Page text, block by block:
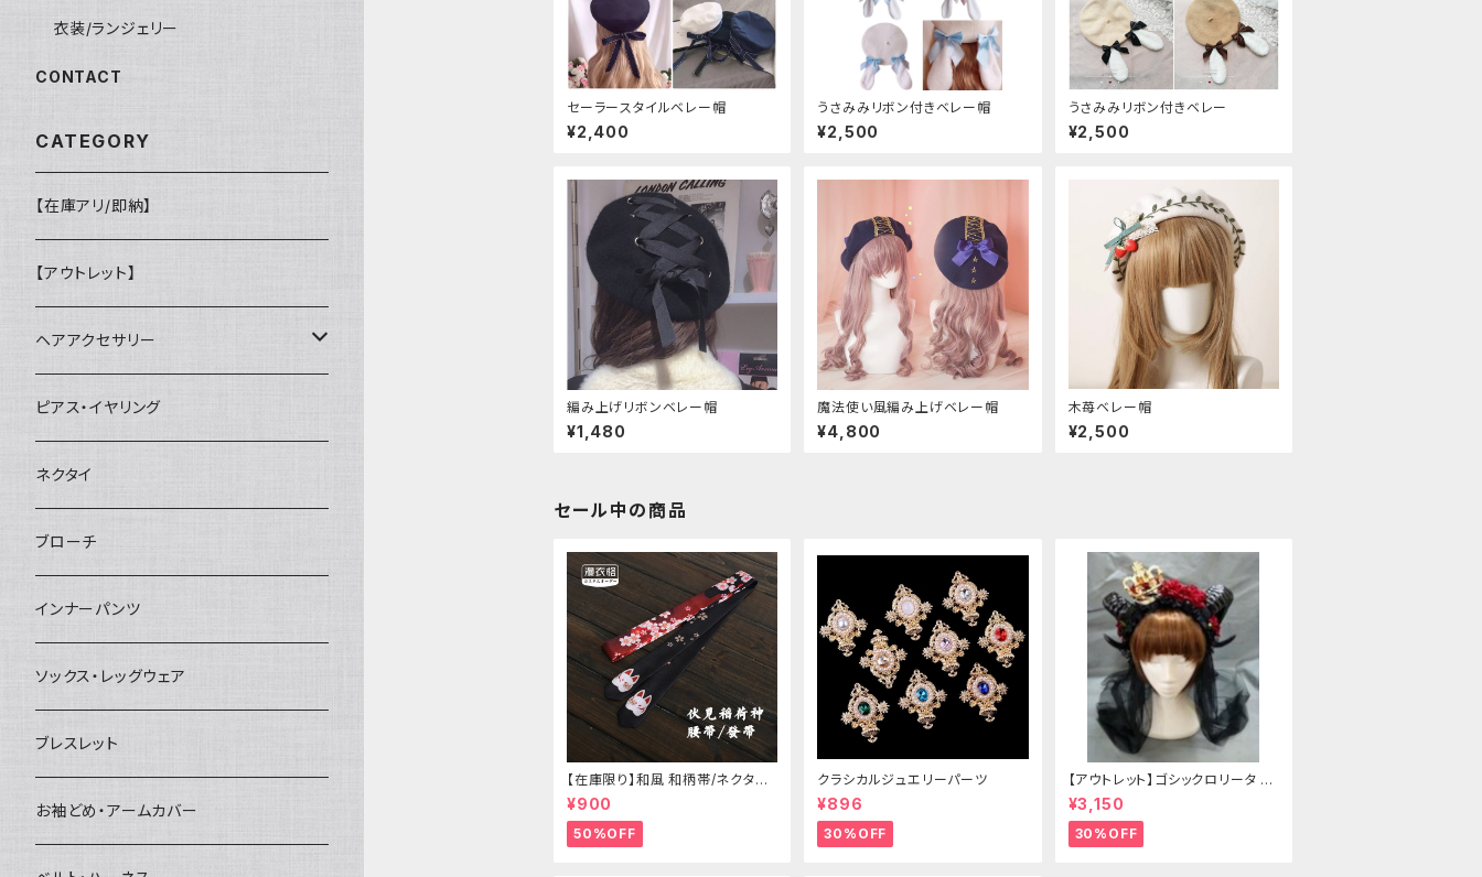
セーラースタイルベレー帽
¥2,400
うさみみリボン付きベレー帽
¥2,500
うさみみリボン付きベレー
¥2,500
編み上げリボンベレー帽
¥1,480
魔法使い風編み上げベレー帽
¥4,800
木苺ベレー帽
¥2,500
セール中の商品
【在庫限り】和風 和柄帯/ネクタイ/
リボン（狐面/金魚
¥900
50%OFF
クラシカルジュエリーパーツ
¥896
30%OFF
【アウトレット】ゴシックロリータ ゴ
ールドクラウン＆ホーン(ヴェール
付き)
¥3,150
30%OFF
衣装/ランジェリー
CONTACT
CATEGORY
【在庫アリ/即納】
【アウトレット】
ヘアアクセサリー
ヘアクリップ
ヘッドドレス・カチューシャ
ヘアゴム
簪
ピアス・イヤリング
ネクタイ
ブローチ
インナーパンツ
ソックス・レッグウェア
ブレスレット
お袖どめ・アームカバー